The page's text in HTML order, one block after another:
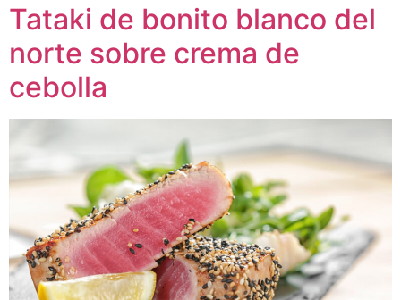
Tataki de bonito blanco del
norte sobre crema de
cebolla